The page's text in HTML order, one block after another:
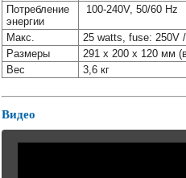
Потребление
энергии
100-240V, 50/60 Hz
Макс.
25 watts, fuse: 250V
Размеры
291 x 200 x 120 мм
Вес
3,6 кг
Видео